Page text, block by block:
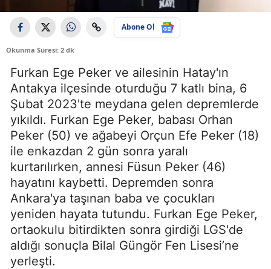
Abone Ol
Okunma Süresi: 2 dk
Furkan Ege Peker ve ailesinin Hatay'ın
Antakya ilçesinde oturduğu 7 katlı bina, 6
Şubat 2023'te meydana gelen depremlerde
yıkıldı. Furkan Ege Peker, babası Orhan
Peker (50) ve ağabeyi Orçun Efe Peker (18)
ile enkazdan 2 gün sonra yaralı
kurtarılırken, annesi Füsun Peker (46)
hayatını kaybetti. Depremden sonra
Ankara'ya taşınan baba ve çocukları
yeniden hayata tutundu. Furkan Ege Peker,
ortaokulu bitirdikten sonra girdiği LGS'de
aldığı sonuçla Bilal Güngör Fen Lisesi’ne
yerleşti.